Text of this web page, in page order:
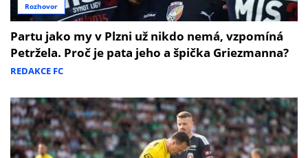
Rozhovor
Partu jako my v Plzni už nikdo nemá, vzpomíná
Petržela. Proč je pata jeho a špička Griezmanna?
REDAKCE FC